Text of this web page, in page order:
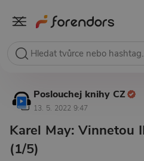
Poslouchej knihy CZ
13. 5. 2022 9:47
Karel May: Vinnetou
(1/5)